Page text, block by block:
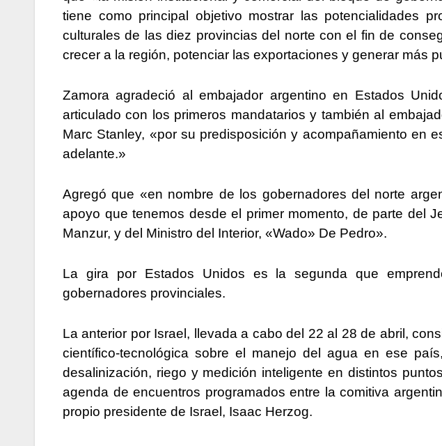
tiene como principal objetivo mostrar las potencialidades
culturales de las diez provincias del norte con el fin de
crecer a la región, potenciar las exportaciones y generar más
Zamora agradeció al embajador argentino en Estados
articulado con los primeros mandatarios y también al
Marc Stanley, «por su predisposición y acompañamiento en
adelante.»
Agregó que «en nombre de los gobernadores del norte
apoyo que tenemos desde el primer momento, de parte del
Manzur, y del Ministro del Interior, «Wado» De Pedro».
La gira por Estados Unidos es la segunda que
gobernadores provinciales.
La anterior por Israel, llevada a cabo del 22 al 28 de abril,
científico-tecnológica sobre el manejo del agua en ese
desalinización, riego y medición inteligente en distintos
agenda de encuentros programados entre la comitiva
propio presidente de Israel, Isaac Herzog.